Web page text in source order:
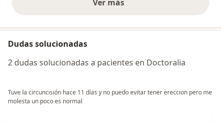
Ver másopiniones anteriores
Dudas solucionadas
2 dudas solucionadas a pacientes en Doctoralia
Tuve la circuncisión hace 11 días y no puedo evitar tener ereccion pero me
molesta un poco es normal